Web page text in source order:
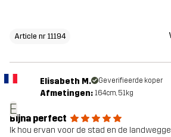
Article nr 11194
E
Elisabeth M. Geverifieerde koper
Afmetingen: 164cm, 51kg
Bijna perfect
Ik hou ervan voor de stad en de